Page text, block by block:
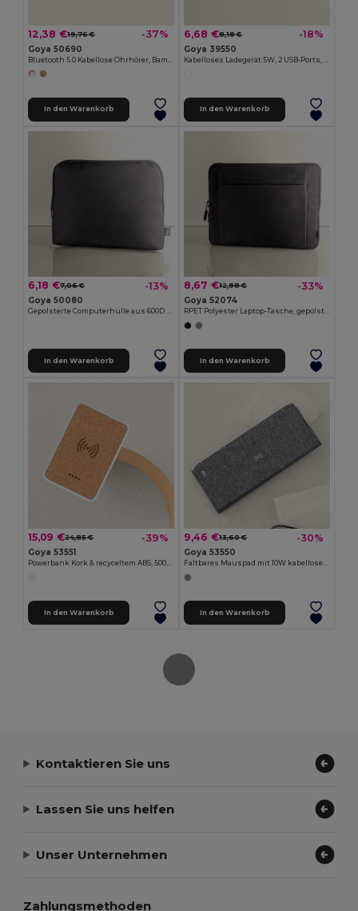
12,38 €19,76 € -37%
Goya 50690
In den Warenkorb
6,68 €8,18 € -18%
Goya 39550
In den Warenkorb
6,18 €7,06 € -13%
Goya 50080
Gepolsterte Computerhülle aus 600D RPET ICON
In den Warenkorb
8,67 €12,98 € -33%
Goya 52074
RPET Polyester Laptop-Tasche, gepolstert, bis 15.6" ILLUST
In den Warenkorb
15,09 €24,85 € -39%
Goya 53551
Powerbank Kork & recyceltem ABS, 5000mAh, kabellos AURA
In den Warenkorb
9,46 €13,60 € -30%
Goya 53550
Faltbares Mauspad mit 10W kabellosem Ladegerät, RPET COMPUTE
In den Warenkorb
Kontaktieren Sie uns
Lassen Sie uns helfen
Unser Unternehmen
Zahlungsmethoden